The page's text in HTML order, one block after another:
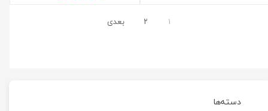
دسته‌ها
۱ ۲ بعدی